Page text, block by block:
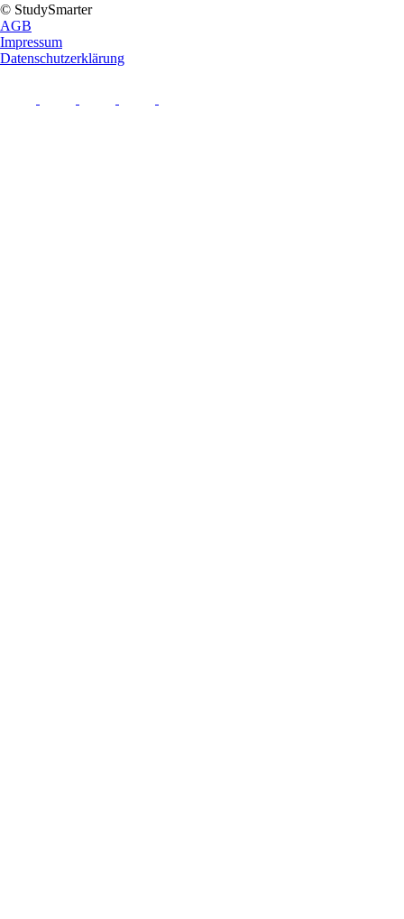
© StudySmarter
AGB
Impressum
Datenschutzerklärung